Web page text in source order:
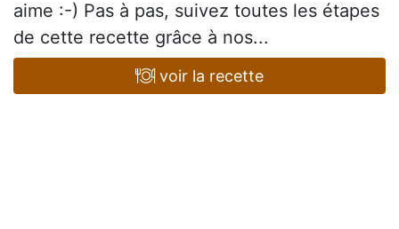
aime :-) Pas à pas, suivez toutes les étapes
de cette recette grâce à nos...
voir la recette